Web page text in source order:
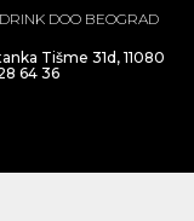
DOO BEOGRAD
Tišme 31d, 11080
64 36